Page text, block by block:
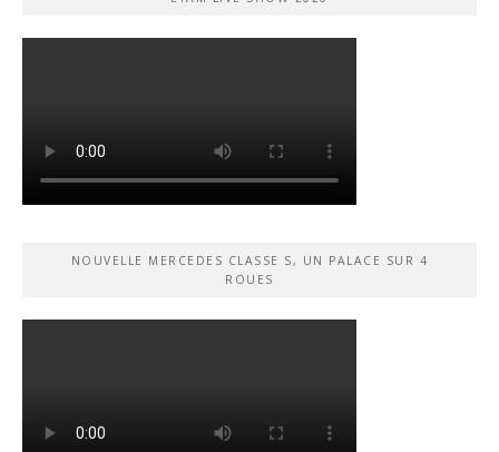
NOUVELLE MERCEDES CLASSE S, UN PALACE SUR 4
ROUES